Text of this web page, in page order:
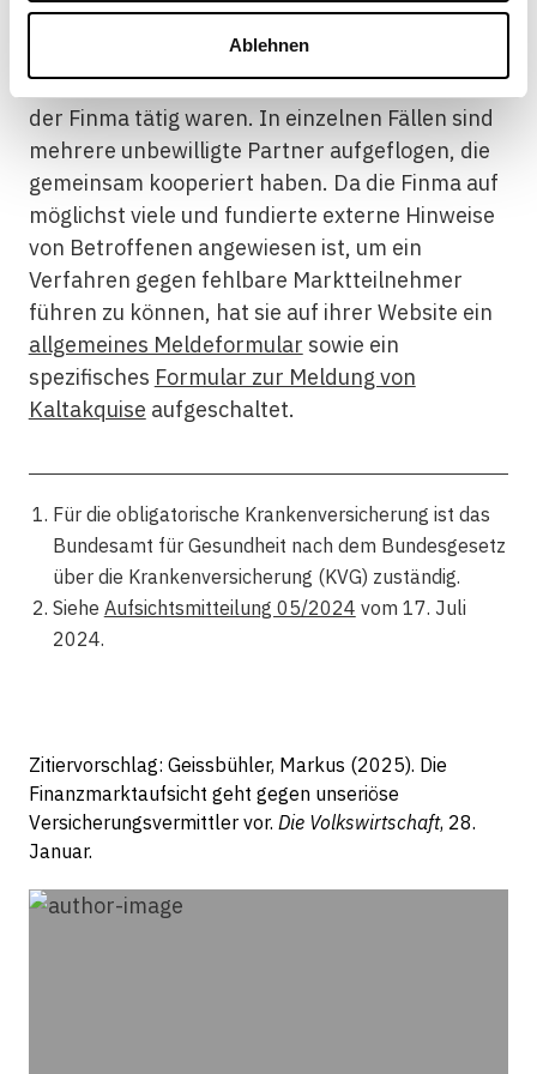
Ablehnen
Fällen vertiefte Abklärungen eröffnet. Dabei
wurden über 350 Vermittlerinnen und
Vermittler identifiziert, welche ohne Bewilligung
der Finma tätig waren. In einzelnen Fällen sind
mehrere unbewilligte Partner aufgeflogen, die
gemeinsam kooperiert haben. Da die Finma auf
möglichst viele und fundierte externe Hinweise
von Betroffenen angewiesen ist, um ein
Verfahren gegen fehlbare Marktteilnehmer
führen zu können, hat sie auf ihrer Website ein
allgemeines Meldeformular sowie ein
spezifisches Formular zur Meldung von
Kaltakquise aufgeschaltet.
Für die obligatorische Krankenversicherung ist das
Bundesamt für Gesundheit nach dem Bundesgesetz
über die Krankenversicherung (KVG) zuständig.
Siehe Aufsichtsmitteilung 05/2024 vom 17. Juli
2024.
Zitiervorschlag: Geissbühler, Markus (2025). Die
Finanzmarktaufsicht geht gegen unseriöse
Versicherungsvermittler vor. Die Volkswirtschaft, 28.
Januar.